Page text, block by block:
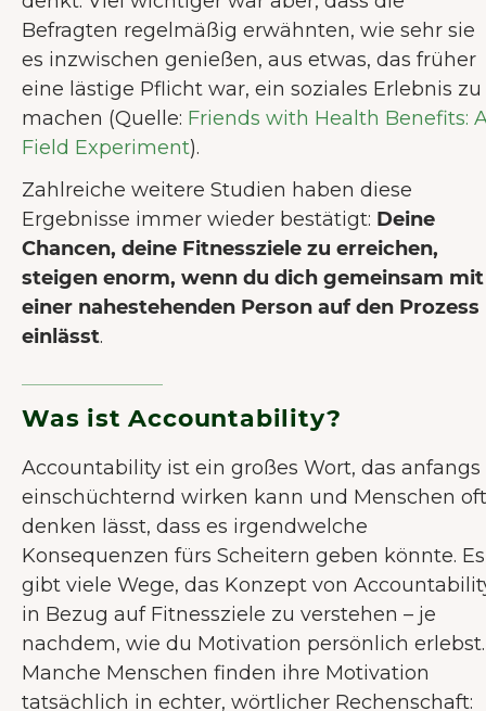
Befragten regelmäßig erwähnten, wie sehr sie
es inzwischen genießen, aus etwas, das früher
eine lästige Pflicht war, ein soziales Erlebnis zu
machen (Quelle: Friends with Health Benefits:
Field Experiment).
Zahlreiche weitere Studien haben diese
Ergebnisse immer wieder bestätigt: Deine
Chancen, deine Fitnessziele zu erreichen,
steigen enorm, wenn du dich gemeinsam mit
einer nahestehenden Person auf den Prozess
einlässt.
Was ist Accountability?
Accountability ist ein großes Wort, das anfangs
einschüchternd wirken kann und Menschen oft
denken lässt, dass es irgendwelche
Konsequenzen fürs Scheitern geben könnte. Es
gibt viele Wege, das Konzept von
in Bezug auf Fitnessziele zu verstehen – je
nachdem, wie du Motivation persönlich erlebst.
Manche Menschen finden ihre Motivation
tatsächlich in echter, wörtlicher Rechenschaft: